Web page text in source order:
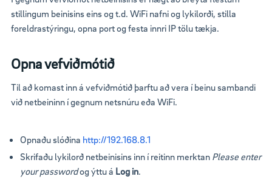
stillingum beinisins eins og t.d. WiFi nafni og lykilorði, stilla
foreldrastýringu, opna port og festa innri IP tölu tækja.
Opna vefviðmótið
Til að komast inn á vefviðmótið þarftu að vera í beinu sambandi
við netbeininn í gegnum netsnúru eða WiFi.
Opnaðu slóðina http://192.168.8.1
Skrifaðu lykilorð netbeinisins inn í reitinn merktan Please enter
your passwordog ýttu á Log in.